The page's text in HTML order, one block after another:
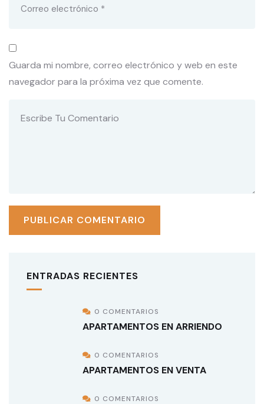
Guarda mi nombre, correo electrónico y web en este
navegador para la próxima vez que comente.
ENTRADAS RECIENTES
0 COMENTARIOS
APARTAMENTOS EN ARRIENDO
0 COMENTARIOS
APARTAMENTOS EN VENTA
0 COMENTARIOS